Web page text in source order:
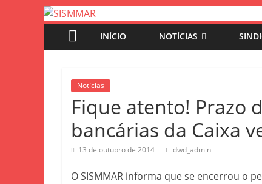
INÍCIO NOTÍCIAS
Notícias
Fique atento! Prazo
bancárias da Caixa
13 de outubro de 2014 dwd_admin
O SISMMAR informa que se encerrou o